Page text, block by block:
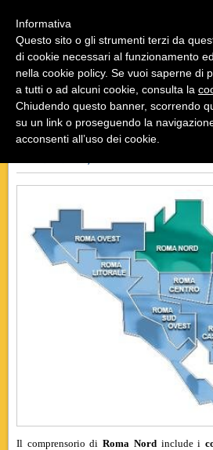
INDIETRO
Il comprensorio diRoma Nord include i
Informativa
Questo sito o gli strumenti terzi da
di cookie necessari al funzionamento
nella cookie policy. Se vuoi saperne di
a tutti o ad alcuni cookie, consulta la
Chiudendo questo banner, scorrendo
su un link o proseguendo la
acconsenti all’uso dei cookie.